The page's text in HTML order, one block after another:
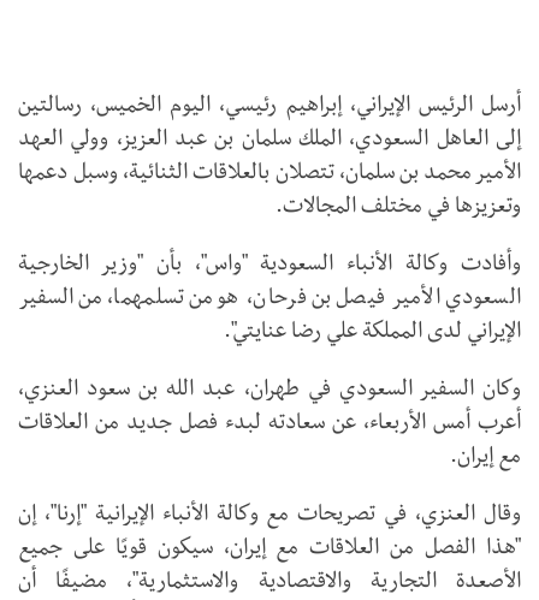
أرسل الرئيس الإيراني، إبراهيم رئيسي، اليوم الخميس، رسالتين
إلى العاهل السعودي، الملك سلمان بن عبد العزيز، وولي العهد
الأمير محمد بن سلمان، تتصلان بالعلاقات الثنائية، وسبل دعمها
وتعزيزها في مختلف المجالات.
وأفادت وكالة الأنباء السعودية "واس"، بأن "وزير الخارجية
السعودي الأمير فيصل بن فرحان، هو من تسلمهما، من السفير
الإيراني لدى المملكة علي رضا عنايتي".
وكان السفير السعودي في طهران، عبد الله بن سعود العنزي،
أعرب أمس الأربعاء، عن سعادته لبدء فصل جديد من العلاقات
مع إيران.
وقال العنزي، في تصريحات مع وكالة الأنباء الإيرانية "إرنا"، إن
"هذا الفصل من العلاقات مع إيران، سيكون قويًا على جميع
الأصعدة التجارية والاقتصادية والاستثمارية"، مضيفًا أن